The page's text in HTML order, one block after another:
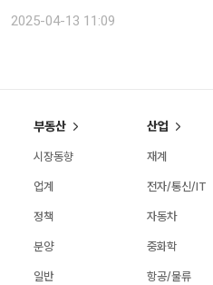
반기 스마일게이트인베스트먼트와
2025-04-13 11:09
부동산
시장동향
업계
정책
분양
일반
산업
재계
전자/통신/IT
자동차
중화학
항공/물류